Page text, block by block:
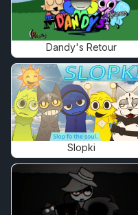
Dandy's Retour
Slopki